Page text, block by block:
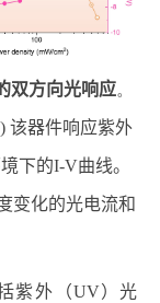
双方向光响应。
该器件响应紫外
下的I-V曲线。
变化的光电流和
紫外（UV）光